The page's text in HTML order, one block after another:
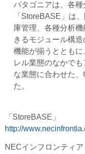
パタゴニアは、各種
「StoreBASE」は
庫管理、各種分析
きるモジュール構
機能が揃うととも
レル業態のなかで
な業態に合わせた
た。
「StoreBASE」
http://
NECインフロンティア